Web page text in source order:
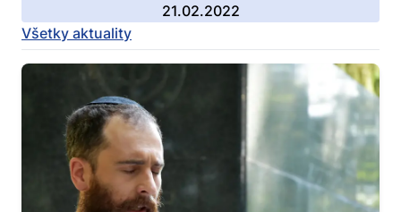
21.02.2022
Všetky aktuality